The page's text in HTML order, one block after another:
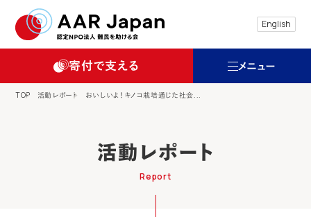
English
寄付で支える メニュー
TOP 活動レポート おいしいよ！キノコ栽培通じた社会...
活動レポート
Report